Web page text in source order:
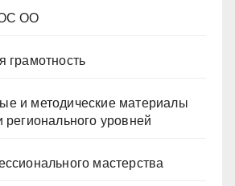
ОО
грамотность
и методические материалы
уровней
мастерства